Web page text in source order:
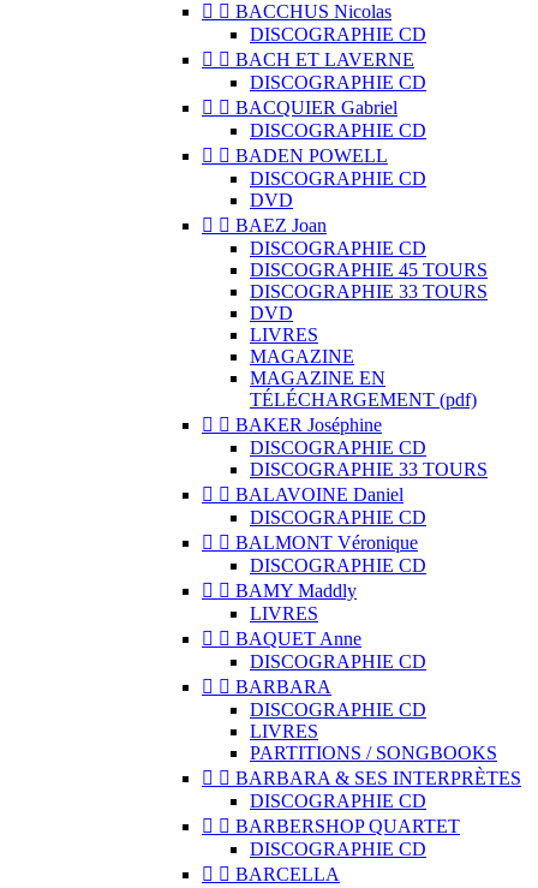
  BACCHUS Nicolas
DISCOGRAPHIE CD
  BACH ET LAVERNE
DISCOGRAPHIE CD
  BACQUIER Gabriel
DISCOGRAPHIE CD
  BADEN POWELL
DISCOGRAPHIE CD
DVD
  BAEZ Joan
DISCOGRAPHIE CD
DISCOGRAPHIE 45 TOURS
DISCOGRAPHIE 33 TOURS
DVD
LIVRES
MAGAZINE
MAGAZINE EN
TÉLÉCHARGEMENT (pdf)
  BAKER Joséphine
DISCOGRAPHIE CD
DISCOGRAPHIE 33 TOURS
  BALAVOINE Daniel
DISCOGRAPHIE CD
  BALMONT Véronique
DISCOGRAPHIE CD
  BAMY Maddly
LIVRES
  BAQUET Anne
DISCOGRAPHIE CD
  BARBARA
DISCOGRAPHIE CD
LIVRES
PARTITIONS / SONGBOOKS
  BARBARA & SES INTERPRÈTES
DISCOGRAPHIE CD
  BARBERSHOP QUARTET
DISCOGRAPHIE CD
  BARCELLA